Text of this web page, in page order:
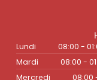
Lundi
08:00 -
Mardi
08:00 -
Mercredi
08:00